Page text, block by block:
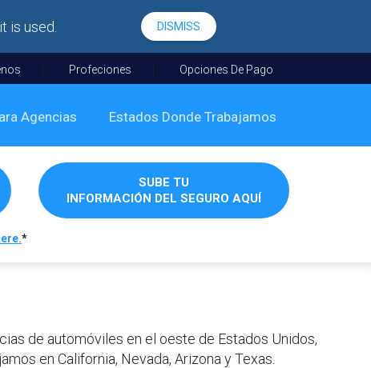
is used. DISMISS
Profeciones Opciones De Pago
Agencias Estados Donde Trabajamos
SUBE TU
INFORMACIÓN DEL SEGURO AQUÍ
*
de automóviles en el oeste de Estados Unidos,
en California, Nevada, Arizona y Texas.